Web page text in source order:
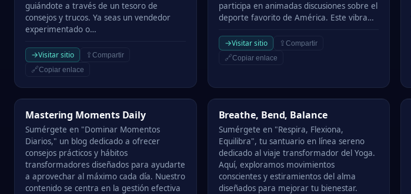
guiándote a través de un tesoro de
consejos y trucos. Ya seas un vendedor
experimentado o…
→Visitar sitio ⇪ Compartir
🔗Copiar enlace
participa en animadas discusiones sobre el
deporte favorito de América. Este vibra…
→Visitar sitio ⇪ Compartir
🔗Copiar enlace
Mastering Moments Daily
Mastering Moments Daily
Sumérgete en "Dominar Momentos
Diarios," un blog dedicado a ofrecer
consejos prácticos y hábitos
transformadores diseñados para ayudarte
a aprovechar al máximo cada día. Nuestro
contenido se centra en la gestión efectiva
Breathe, Bend, Balance
Breathe, Bend, Balance
Sumérgete en "Respira, Flexiona,
Equilibra", tu santuario en línea sereno
dedicado al viaje transformador del Yoga.
Aquí, exploramos movimientos
conscientes y estiramientos del alma
diseñados para mejorar tu bienestar.